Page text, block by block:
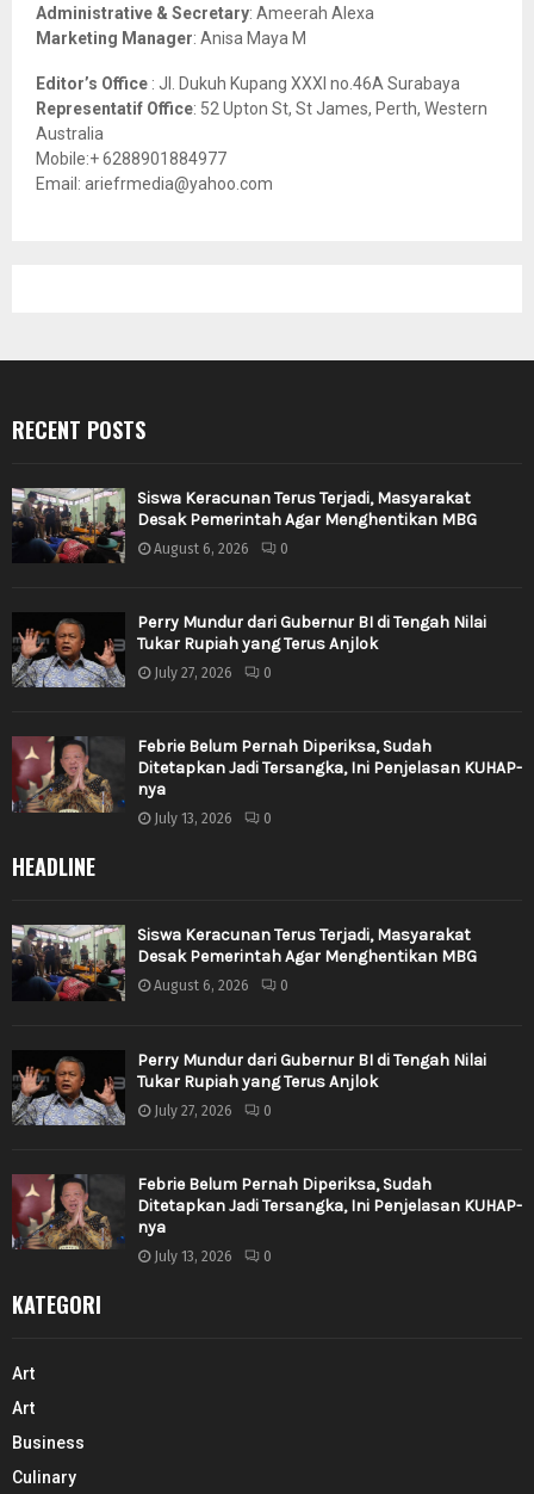
Administrative & Secretary: Ameerah Alexa
Marketing Manager: Anisa Maya M
Editor’s Office : Jl. Dukuh Kupang XXXI no.46A Surabaya
Representatif Office: 52 Upton St, St James, Perth, Western
Australia
Mobile:+ 6288901884977
Email: ariefrmedia@yahoo.com
RECENT POSTS
Siswa Keracunan Terus Terjadi, Masyarakat
Desak Pemerintah Agar Menghentikan MBG
August 6, 2026 0
Perry Mundur dari Gubernur BI di Tengah Nilai
Tukar Rupiah yang Terus Anjlok
July 27, 2026 0
Febrie Belum Pernah Diperiksa, Sudah
Ditetapkan Jadi Tersangka, Ini Penjelasan KUHAP-
nya
July 13, 2026 0
HEADLINE
Siswa Keracunan Terus Terjadi, Masyarakat
Desak Pemerintah Agar Menghentikan MBG
August 6, 2026 0
Perry Mundur dari Gubernur BI di Tengah Nilai
Tukar Rupiah yang Terus Anjlok
July 27, 2026 0
Febrie Belum Pernah Diperiksa, Sudah
Ditetapkan Jadi Tersangka, Ini Penjelasan KUHAP-
nya
July 13, 2026 0
KATEGORI
Art
Art
Business
Culinary